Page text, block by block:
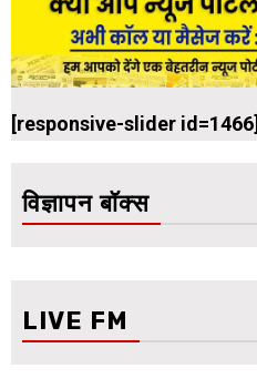
[responsive-slider id=1466]
विज्ञापन बॉक्स
LIVE FM